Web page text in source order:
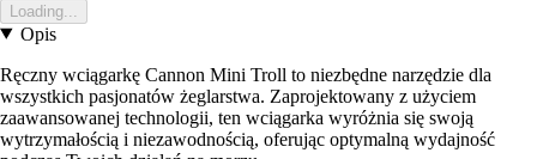
Loading...
Opis
Ręczny wciągarkę Cannon Mini Troll to niezbędne narzędzie dla
wszystkich pasjonatów żeglarstwa. Zaprojektowany z użyciem
zaawansowanej technologii, ten wciągarka wyróżnia się swoją
wytrzymałością i niezawodnością, oferując optymalną wydajność